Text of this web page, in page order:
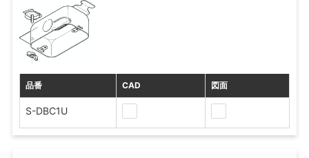
品番 CAD 図面
S-DBC1U